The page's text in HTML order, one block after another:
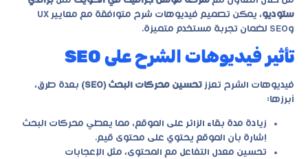
ستوديو
، يمكن تصميم فيديوهات شرح متوافقة مع معايير UX
وSEO لضمان تجربة مستخدم متميزة.
تأثير فيديوهات الشرح على SEO
فيديوهات الشرح تعزز تحسين محركات البحث (SEO)
بعدة طرق،
أبرزها:
زيادة مدة بقاء الزائر على الموقع، مما يعطي محركات البحث
إشارة بأن الموقع يحتوي على محتوى قيم.
تحسين معدل التفاعل مع المحتوى، مثل الإعجابات